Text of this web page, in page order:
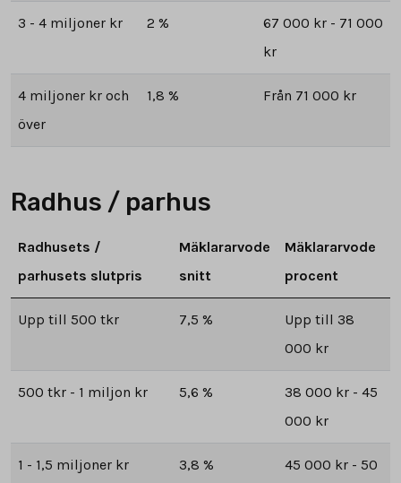
3 - 4 miljoner kr 2 %
67 000 kr - 71 000
kr
4 miljoner kr och
över
1,8 % Från 71 000 kr
Radhus / parhus
Radhusets /
parhusets slutpris
Mäklararvode
snitt
Mäklararvode
procent
Upp till 500 tkr 7,5 %
Upp till 38
000 kr
500 tkr - 1 miljon kr 5,6 %
38 000 kr - 45
000 kr
1 - 1,5 miljoner kr 3,8 %
45 000 kr - 50